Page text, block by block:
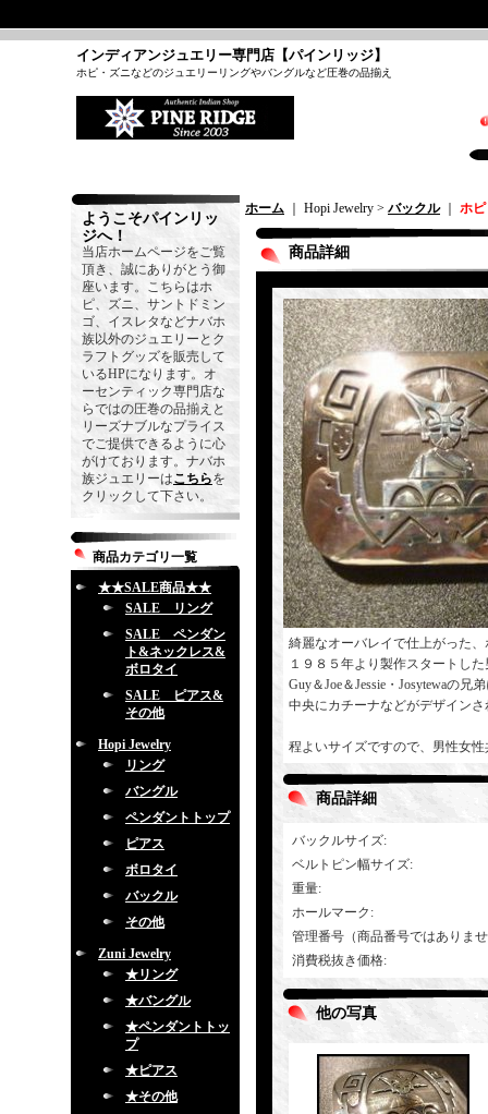
インディアンジュエリー専門店【パインリッジ】
ホピ・ズニなどのジュエリーリングやバングルなど圧巻の品揃え
ようこそパインリッ
ジへ！
当店ホームページをご覧
頂き、誠にありがとう御
座います。こちらはホ
ピ、ズニ、サントドミン
ゴ、イスレタなどナバホ
族以外のジュエリーとク
ラフトグッズを販売して
いるHPになります。オ
ーセンティック専門店な
らではの圧巻の品揃えと
リーズナブルなプライス
でご提供できるように心
がけております。ナバホ
族ジュエリーはこちらを
クリックして下さい。
商品カテゴリ一覧
★★SALE商品★★
SALE リング
SALE ペンダン
ト&ネックレス&
ボロタイ
SALE ピアス&
その他
Hopi Jewelry
リング
バングル
ペンダントトップ
ピアス
ボロタイ
バックル
その他
Zuni Jewelry
★リング
★バングル
★ペンダントトッ
プ
★ピアス
★その他
ホーム ｜ Hopi Jewelry > バックル｜ ホ
商品詳細
綺麗なオーバレイで仕上がった
１９８５年より製作スタートし
Guy＆Joe＆Jessie・Josytewaの兄
中央にカチーナなどがデザイン
程よいサイズですので、男性女
商品詳細
バックルサイズ:
ベルトピン幅サイズ:
重量:
ホールマーク :
管理番号（商品番号ではありま
消費税抜き価格:
他の写真